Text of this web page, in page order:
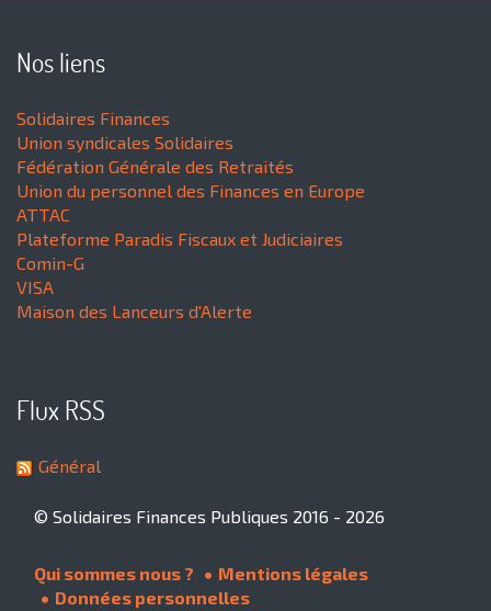
Nos liens
Solidaires Finances
Union syndicales Solidaires
Fédération Générale des Retraités
Union du personnel des Finances en Europe
ATTAC
Plateforme Paradis Fiscaux et Judiciaires
Comin-G
VISA
Maison des Lanceurs d'Alerte
Flux RSS
Général
© Solidaires Finances Publiques 2016 - 2026
Qui sommes nous ?
Mentions légales
Données personnelles